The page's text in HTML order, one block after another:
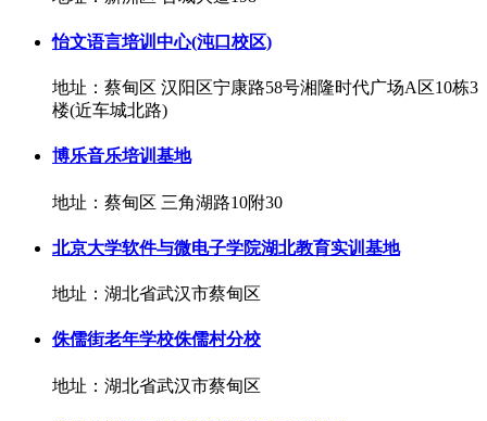
怡文语言培训中心(沌口校区)
地址：蔡甸区 汉阳区宁康路58号湘隆时代广场A区10栋3
楼(近车城北路)
博乐音乐培训基地
地址：蔡甸区 三角湖路10附30
北京大学软件与微电子学院湖北教育实训基地
地址：湖北省武汉市蔡甸区
侏儒街老年学校侏儒村分校
地址：湖北省武汉市蔡甸区